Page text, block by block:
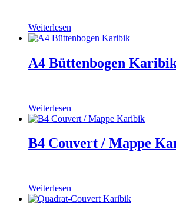
Weiterlesen
A4 Büttenbogen
Weiterlesen
B4 Couvert / Mappe
Weiterlesen